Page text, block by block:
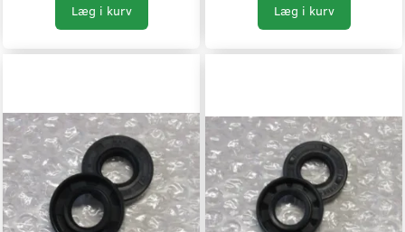
Læg i kurv Læg i kurv